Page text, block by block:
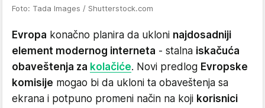
Foto: Tada Images / Shutterstock.com
Evropa konačno planira da ukloni najdosadniji
element modernog interneta - stalna iskačuća
obaveštenja za kolačiće. Novi predlog Evropske
komisije mogao bi da ukloni ta obaveštenja sa
ekrana i potpuno promeni način na koji korisnici